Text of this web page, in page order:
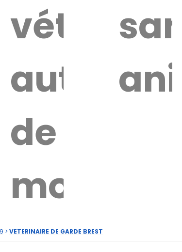
autour
de
moi
> VETERINAIRE DE GARDE BREST